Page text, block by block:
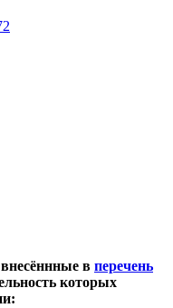
в перечень
которых